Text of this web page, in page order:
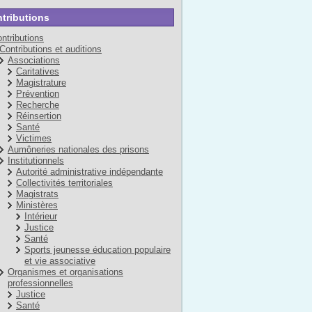
Contributions et auditions
Associations
Caritatives
Magistrature
Prévention
Recherche
Réinsertion
Santé
Victimes
Aumôneries nationales des prisons
Institutionnels
Autorité administrative indépendante
Collectivités territoriales
Magistrats
Ministères
Intérieur
Justice
Santé
Sports jeunesse éducation populaire
et vie associative
Organismes et organisations
professionnelles
Justice
Santé